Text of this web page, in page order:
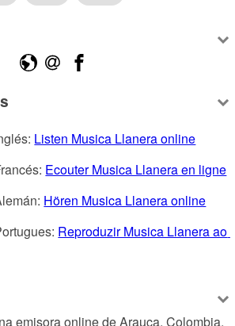
Listen Musica Llanera online
Ecouter Musica Llanera en ligne
Hören Musica Llanera online
Reproduzir Musica Llanera ao
emisora online de Arauca, Colombia,